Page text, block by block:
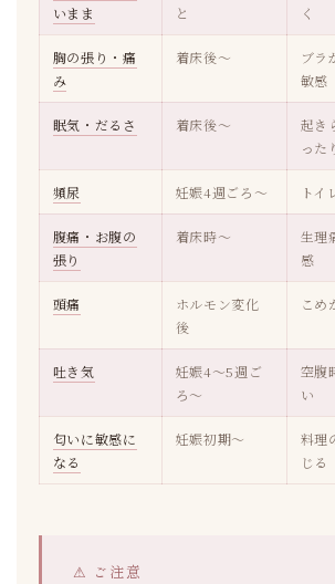
いまま
と
く
胸の張り・痛
み
着床後〜
ブラ
敏感
眠気・だるさ 着床後〜
起き
った
頻尿 妊娠4週ごろ〜 トイ
腹痛・お腹の
張り
着床時〜
生理
感
頭痛
ホルモン変化
後
こめ
吐き気
妊娠4〜5週ご
ろ〜
空腹
い
匂いに敏感に
なる
妊娠初期〜
料理
じる
⚠ ご注意